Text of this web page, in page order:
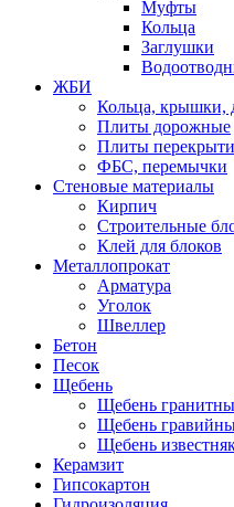
Муфты
Кольца
Заглушки
ЖБИ
Кольца, крышки,
Плиты дорожные
Плиты
ФБС, перемычки
Стеновые материалы
Кирпич
Строительные
Клей для блоков
Металлопрокат
Арматура
Уголок
Швеллер
Бетон
Песок
Щебень
Щебень
Щебень
Щебень
Керамзит
Гипсокартон